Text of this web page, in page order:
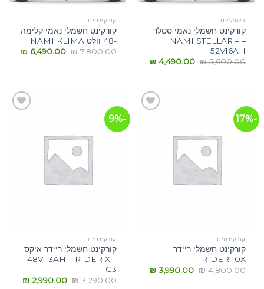
חשמליים
קורקינט חשמלי נאמי סטלר
– NAMI STELLAR –
52V16AH
₪5,600.00
₪4,490.00
קורקינטים
קורקינט חשמלי נאמי קלימה
-48 וולט NAMI KLIMA
₪7,800.00
₪6,490.00
-17%
קורקינטים
קורקינט חשמלי ריידר
RIDER 10X
₪4,800.00
₪3,990.00
-9%
קורקינטים
קורקינט חשמלי ריידר איקס
– 48V 13AH – RIDER X
G3
₪3,290.00
₪2,990.00